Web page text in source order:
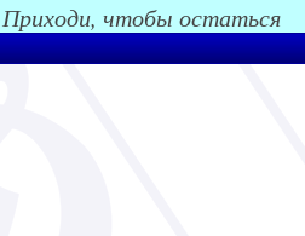
Приходи, чтобы остаться